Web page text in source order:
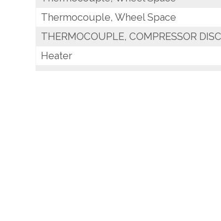
Thermocouple, Wheel Space
THERMOCOUPLE, COMPRESSOR
Heater